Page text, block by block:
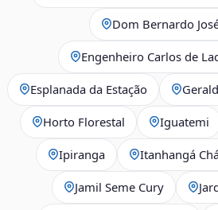
Dom Bernardo
Engenheiro Carlos de
Esplanada da Estação
Horto Florestal Iguatemi
Ipiranga Itanhangá
Jamil Seme Cury